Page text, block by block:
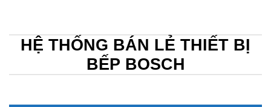
HỆ THỐNG BÁN LẺ THIẾT BỊ
BẾP BOSCH